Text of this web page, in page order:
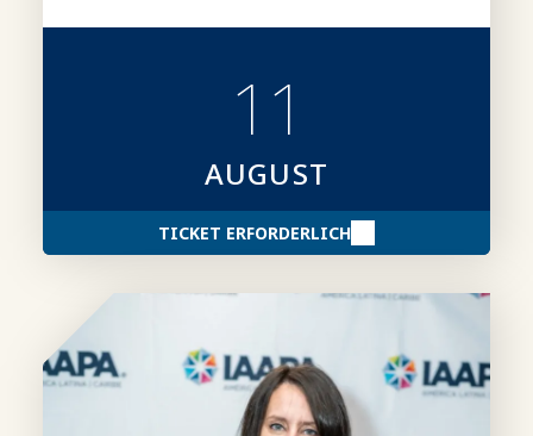
die Erstellung überzeugenderer
11
AUGUST
TICKET ERFORDERLICH